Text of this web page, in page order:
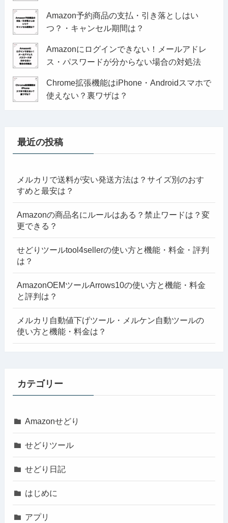
Amazon予約商品の支払・引き落としはい
つ？・キャンセル期間は？
Amazonにログインできない！メールアドレ
ス・パスワードが分からない場合の対処法
Chrome拡張機能はiPhone・Androidスマホで
使えない？裏ワザは？
最近の投稿
メルカリで送料が安い発送方法は？サイズ別のおす
すめと最安は？
Amazonの商品名にルールはある？禁止ワードは？変
更できる？
せどりツールtool4sellerの使い方と機能・料金・評判
は？
AmazonOEMツールArrows10の使い方と機能・料金
と評判は？
メルカリ自動値下げツール・メルケン自動ツールの
使い方と機能・料金は？
カテゴリー
Amazonせどり
せどりツール
せどり日記
はじめに
アプリ